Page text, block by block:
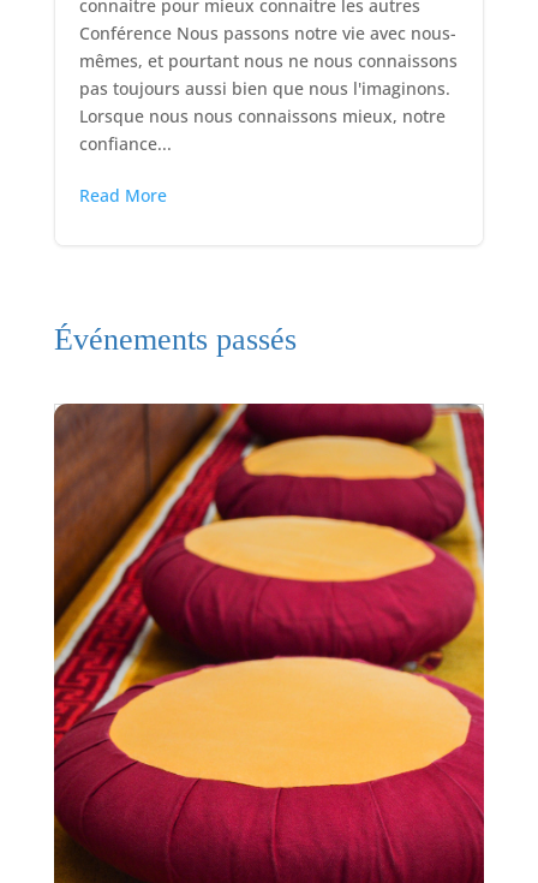
connaitre pour mieux connaitre les autres
Conférence Nous passons notre vie avec nous-
mêmes, et pourtant nous ne nous connaissons
pas toujours aussi bien que nous l'imaginons.
Lorsque nous nous connaissons mieux, notre
confiance...
Read More
Événements passés